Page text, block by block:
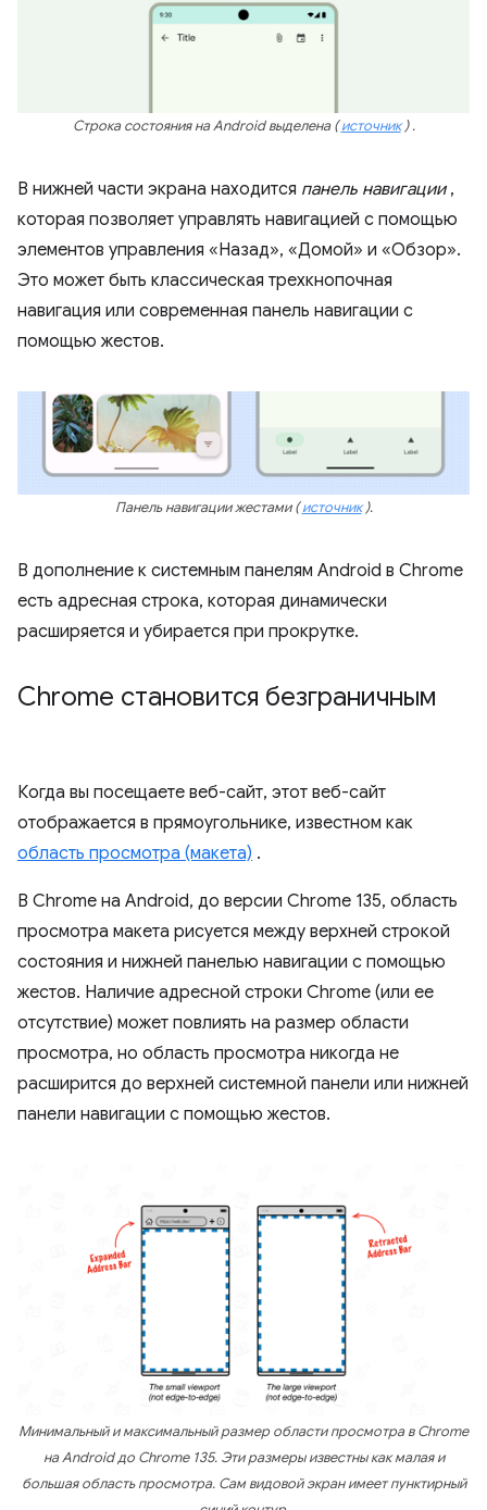
Строка состояния на Android выделена(источник).
В нижней части экрана находится панель навигации,
которая позволяет управлять навигацией с помощью
элементов управления «Назад», «Домой» и «Обзор».
Это может быть классическая трехкнопочная
навигация или современная панель навигации с
помощью жестов.
Панель навигации жестами(источник).
В дополнение к системным панелям Android в Chrome
есть адресная строка, которая динамически
расширяется и убирается при прокрутке.
Chrome становится безграничным
Когда вы посещаете веб-сайт, этот веб-сайт
отображается в прямоугольнике, известном как
область просмотра (макета) .
В Chrome на Android, до версии Chrome 135, область
просмотра макета рисуется между верхней строкой
состояния и нижней панелью навигации с помощью
жестов. Наличие адресной строки Chrome (или ее
отсутствие) может повлиять на размер области
просмотра, но область просмотра никогда не
расширится до верхней системной панели или нижней
панели навигации с помощью жестов.
Минимальный и максимальный размер области просмотра в Chrome
на Android до Chrome 135. Эти размеры известны как малая и
большая область просмотра. Сам видовой экран имеет пунктирный